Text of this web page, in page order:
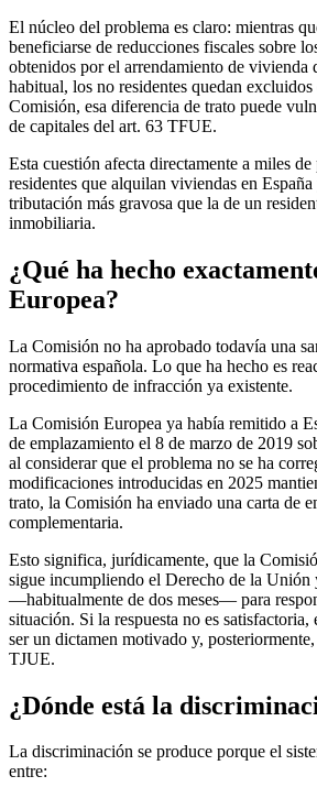
El núcleo del problema es claro: mientras
beneficiarse de reducciones fiscales sobre
obtenidos por el arrendamiento de vivienda
habitual, los no residentes quedan
Comisión, esa diferencia de trato puede
de capitales del art. 63 TFUE.
Esta cuestión afecta directamente a miles
residentes que alquilan viviendas en
tributación más gravosa que la de un
inmobiliaria.
¿Qué ha hecho
Europea?
La Comisión no ha aprobado todavía una
normativa española. Lo que ha hecho es
procedimiento de infracción ya existente.
La Comisión Europea ya había remitido a
de emplazamiento el 8 de marzo de 2019
al considerar que el problema no se ha
modificaciones introducidas en 2025
trato, la Comisión ha enviado una carta de
complementaria.
Esto significa, jurídicamente, que la
sigue incumpliendo el Derecho de la Unión
—habitualmente de dos meses— para
situación. Si la respuesta no es satisfactoria,
ser un dictamen motivado y,
TJUE.
¿Dónde está la
La discriminación se produce porque el
entre: